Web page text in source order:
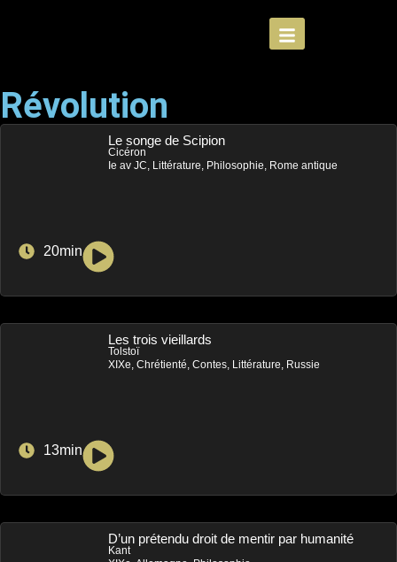
Révolution
Le songe de Scipion
Cicéron
Ie av JC, Littérature, Philosophie, Rome antique
20min
Les trois vieillards
Tolstoï
XIXe, Chrétienté, Contes, Littérature, Russie
13min
D’un prétendu droit de mentir par humanité
Kant